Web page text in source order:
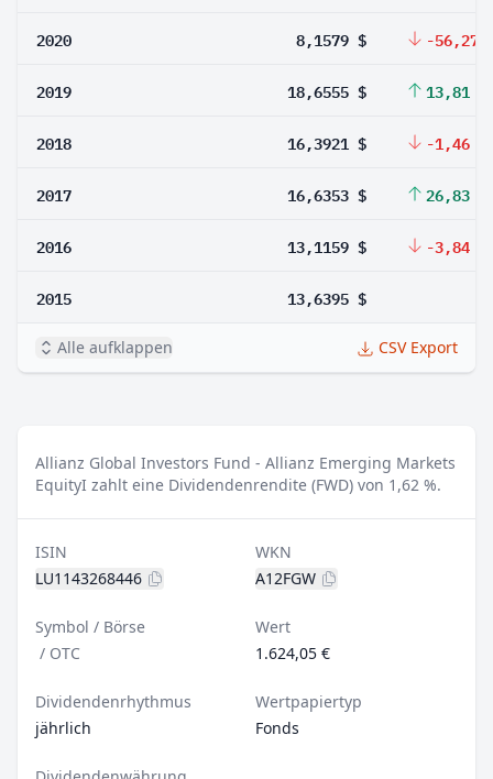
2020 8,1579 $ -56,27
2019 18,6555 $ 13,81 %
2018 16,3921 $ -1,46 %
2017 16,6353 $ 26,83 %
2016 13,1159 $ -3,84 %
2015 13,6395 $
Alle aufklappen CSV Export
Allianz Global Investors Fund - Allianz Emerging Markets
EquityI zahlt eine Dividendenrendite (FWD) von 1,62 %.
ISIN
LU1143268446
WKN
A12FGW
Symbol / Börse
/ OTC
Wert
1.624,05 €
Dividendenrhythmus
jährlich
Wertpapiertyp
Fonds